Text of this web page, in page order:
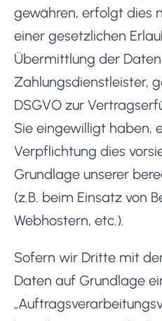
gewähren, erfolgt dies
einer gesetzlichen
Übermittlung der
Zahlungsdienstleister,
DSGVO zur
Sie eingewilligt haben,
Verpflichtung dies
Grundlage unserer
(z.B. beim Einsatz von
Webhostern, etc.).
Sofern wir Dritte mit
Daten auf Grundlage